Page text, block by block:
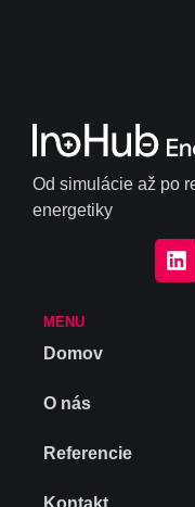
Od simulácie až po
energetiky
MENU
Domov
O nás
Referencie
Kontakt